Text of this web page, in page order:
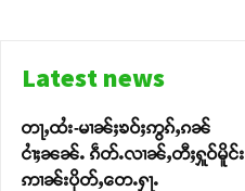
Latest news
တႃႇထႆး-မၢၼ်ႈၶဝ်ႈဢွၵ်ႇၵၼ်
ငၢႆႈၼၼ်ႉ ၵဵတ်ႉလၢၼ်ႇတီႈႁူဝ်မိူင်း
ဢၢၼ်းပိုတ်ႇတေႉႁႃႉ